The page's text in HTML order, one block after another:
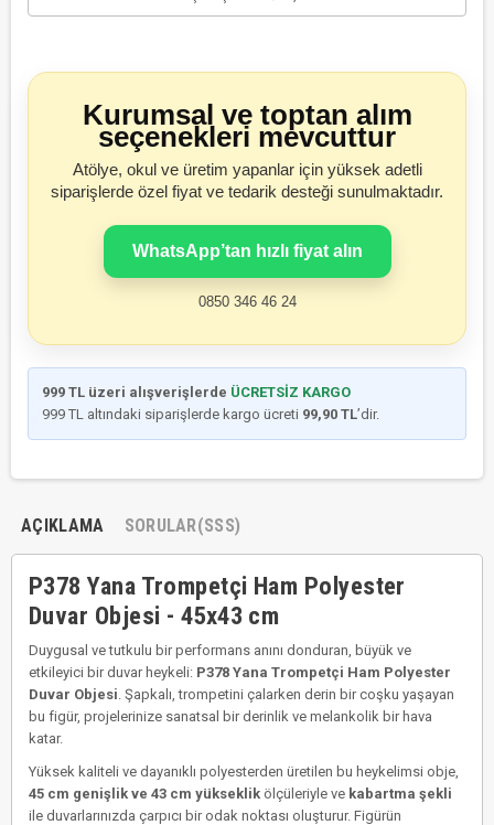
Kurumsal ve toptan alım
seçenekleri mevcuttur
Atölye, okul ve üretim yapanlar için yüksek adetli
siparişlerde özel fiyat ve tedarik desteği sunulmaktadır.
WhatsApp’tan hızlı fiyat alın
0850 346 46 24
999 TL üzeri alışverişlerde ÜCRETSİZ KARGO
999 TL altındaki siparişlerde kargo ücreti 99,90 TL’dir.
AÇIKLAMA SORULAR(SSS)
P378 Yana Trompetçi Ham Polyester
Duvar Objesi - 45x43 cm
Duygusal ve tutkulu bir performans anını donduran, büyük ve
etkileyici bir duvar heykeli: P378 Yana Trompetçi Ham Polyester
Duvar Objesi . Şapkalı, trompetini çalarken derin bir coşku yaşayan
bu figür, projelerinize sanatsal bir derinlik ve melankolik bir hava
katar.
Yüksek kaliteli ve dayanıklı polyesterden üretilen bu heykelimsi obje,
45 cm genişlik ve 43 cm yükseklik ölçüleriyle ve kabartma şekli
ile duvarlarınızda çarpıcı bir odak noktası oluşturur. Figürün